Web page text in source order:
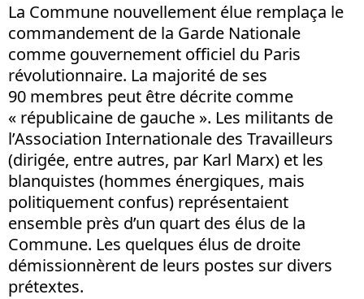
La Commune nouvellement élue remplaça le
commandement de la Garde Nationale
comme gouvernement officiel du Paris
révolutionnaire. La majorité de ses
90 membres peut être décrite comme
« républicaine de gauche ». Les militants de
l’Association Internationale des Travailleurs
(dirigée, entre autres, par Karl Marx) et les
blanquistes (hommes énergiques, mais
politiquement confus) représentaient
ensemble près d’un quart des élus de la
Commune. Les quelques élus de droite
démissionnèrent de leurs postes sur divers
prétextes.